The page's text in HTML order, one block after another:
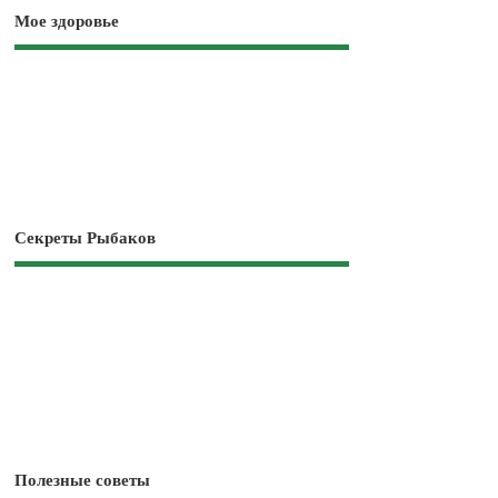
Мое здоровье
Секреты Рыбаков
Полезные советы